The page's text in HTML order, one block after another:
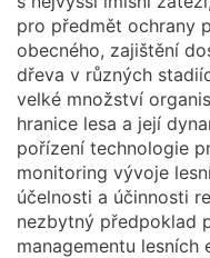
pro předmět ochrany
obecného, zajištění
dřeva v různých
velké množství
hranice lesa a její
pořízení technologie
monitoring vývoje
účelnosti a účinnosti
nezbytný předpoklad
managementu lesních